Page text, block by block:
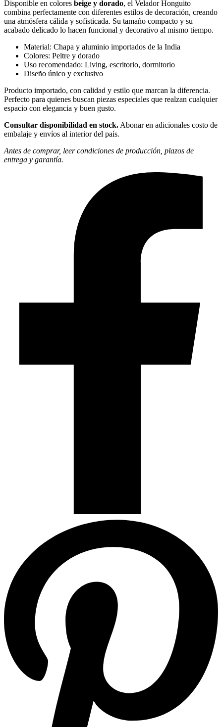
Disponible en colores beige y dorado, el Velador Honguito
combina perfectamente con diferentes estilos de decoración, creando
una atmósfera cálida y sofisticada. Su tamaño compacto y su
acabado delicado lo hacen funcional y decorativo al mismo tiempo.
Material: Chapa y aluminio importados de la India
Colores: Peltre y dorado
Uso recomendado: Living, escritorio, dormitorio
Diseño único y exclusivo
Producto importado, con calidad y estilo que marcan la diferencia.
Perfecto para quienes buscan piezas especiales que realzan cualquier
espacio con elegancia y buen gusto.
Consultar disponibilidad en stock. Abonar en adicionales costo de
embalaje y envíos al interior del país.
Antes de comprar, leer condiciones de producción, plazos de
entrega y garantía.